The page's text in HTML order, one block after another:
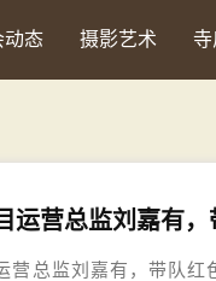
动态 摄影艺术 寺
运营总监刘嘉有，
总监刘嘉有，带队红